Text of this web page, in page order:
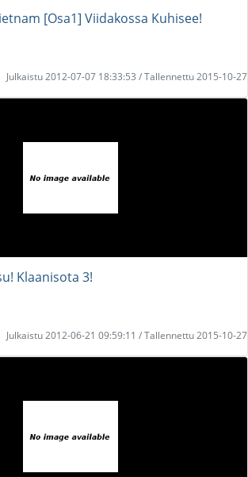
[Osa1] Viidakossa Kuhisee!
Julkaistu 2012-07-07 18:33:53 / Tallennettu 2015-10-27
Klaanisota 3!
Julkaistu 2012-06-21 09:59:11 / Tallennettu 2015-10-27